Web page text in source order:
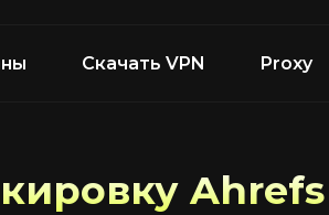
Скачать VPN Proxy
Ahrefs